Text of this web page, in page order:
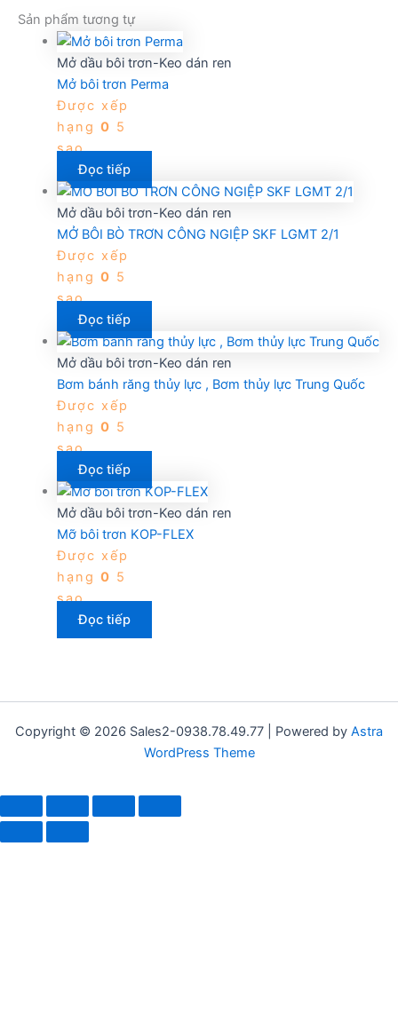
Sản phẩm tương tự
Mở dầu bôi trơn-Keo dán ren
Mở bôi trơn Perma
Được xếp
hạng 0 5
sao
Đọc tiếp
Mở dầu bôi trơn-Keo dán ren
MỞ BÔI BÒ TRƠN CÔNG NGIỆP SKF LGMT 2/1
Được xếp
hạng 0 5
sao
Đọc tiếp
Mở dầu bôi trơn-Keo dán ren
Bơm bánh răng thủy lực , Bơm thủy lực Trung Quốc
Được xếp
hạng 0 5
sao
Đọc tiếp
Mở dầu bôi trơn-Keo dán ren
Mỡ bôi trơn KOP-FLEX
Được xếp
hạng 0 5
sao
Đọc tiếp
Copyright © 2026 Sales2-0938.78.49.77 | Powered by Astra
WordPress Theme